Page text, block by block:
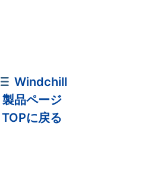
Windchill
製品ページ
TOPに戻る